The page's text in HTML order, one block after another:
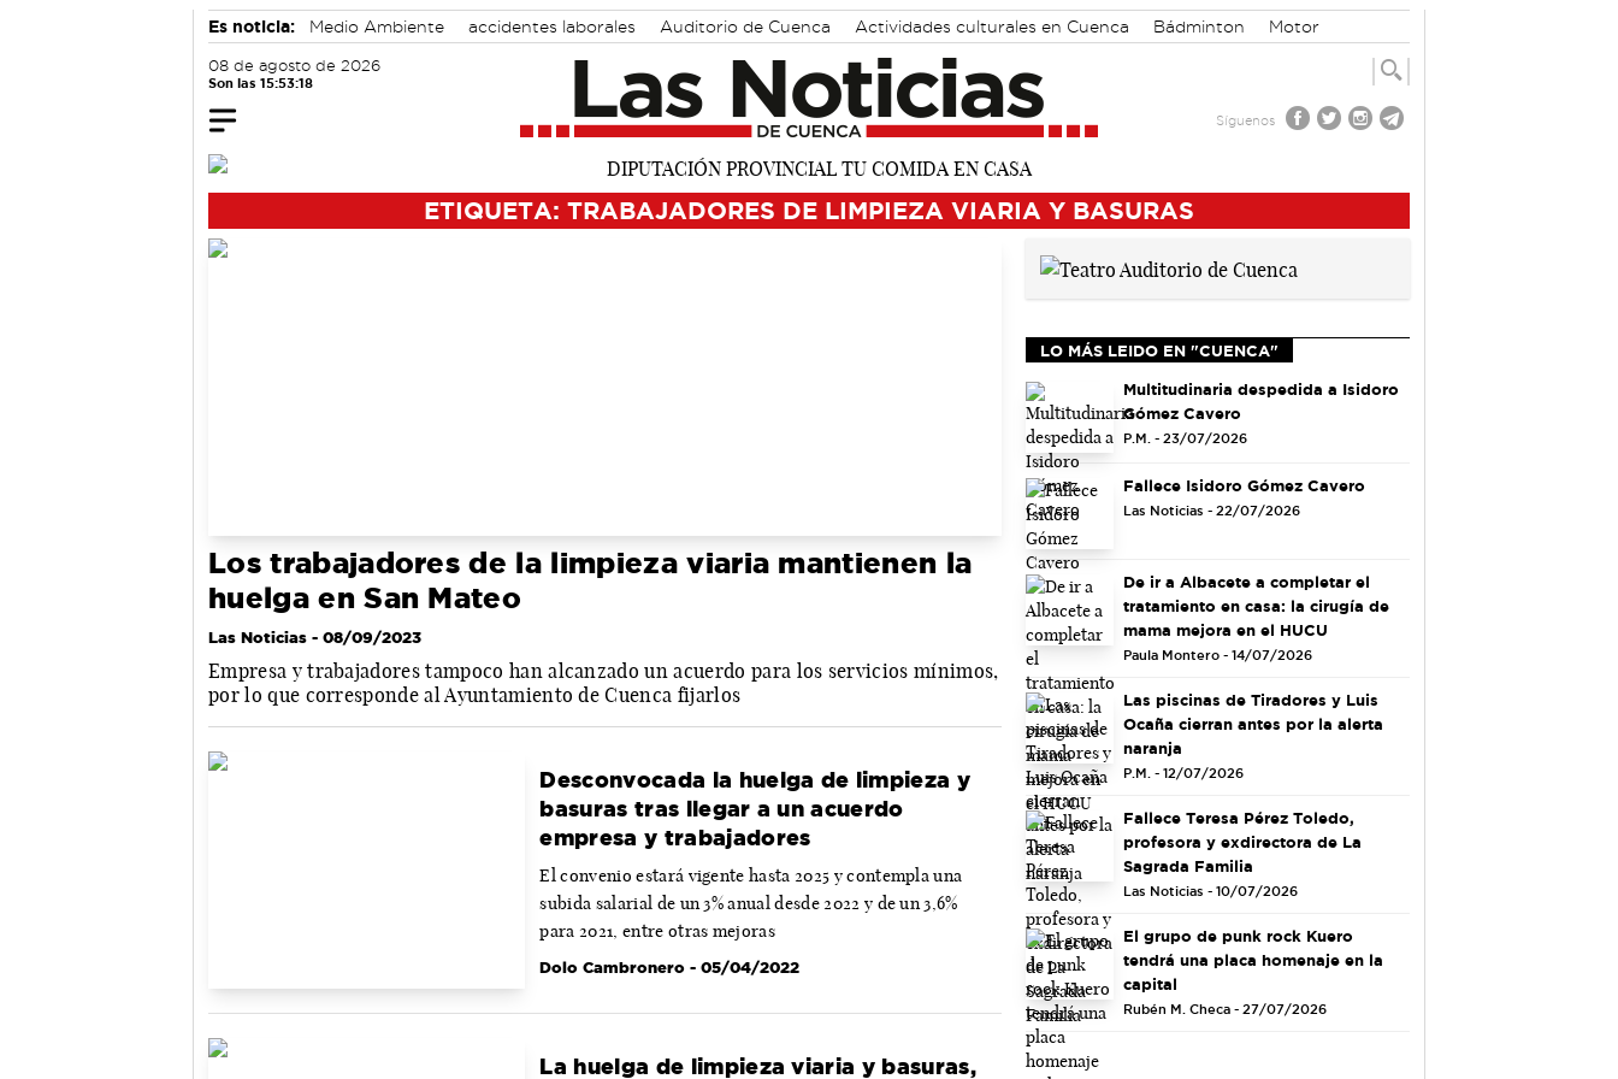
Es noticia: Medio Ambiente accidentes laborales Auditorio de Cuenca Actividades culturales en Cuenca Bádminton
Motor
08 de agosto de 2026
Son las 15:53:19
Síguenos
ETIQUETA: TRABAJADORES DE LIMPIEZA VIARIA Y BASURAS
Los trabajadores de la limpieza viaria mantienen la
huelga en San Mateo
Las Noticias - 08/09/2023
Empresa y trabajadores tampoco han alcanzado un acuerdo para los servicios mínimos,
por lo que corresponde al Ayuntamiento de Cuenca fijarlos
Desconvocada la huelga de limpieza y
basuras tras llegar a un acuerdo
empresa y trabajadores
El convenio estará vigente hasta 2025 y contempla una
subida salarial de un 3% anual desde 2022 y de un 3,6%
para 2021, entre otras mejoras
Dolo Cambronero - 05/04/2022
La huelga de limpieza viaria y basuras,
LO MÁS LEIDO EN "CUENCA"
Multitudinaria despedida a Isidoro
Gómez Cavero
P.M. - 23/07/2026
Fallece Isidoro Gómez Cavero
Las Noticias - 22/07/2026
De ir a Albacete a completar el
tratamiento en casa: la cirugía de
mama mejora en el HUCU
Paula Montero - 14/07/2026
Las piscinas de Tiradores y Luis
Ocaña cierran antes por la alerta
naranja
P.M. - 12/07/2026
Fallece Teresa Pérez Toledo,
profesora y exdirectora de La
Sagrada Familia
Las Noticias - 10/07/2026
El grupo de punk rock Kuero
tendrá una placa homenaje en la
capital
Rubén M. Checa - 27/07/2026